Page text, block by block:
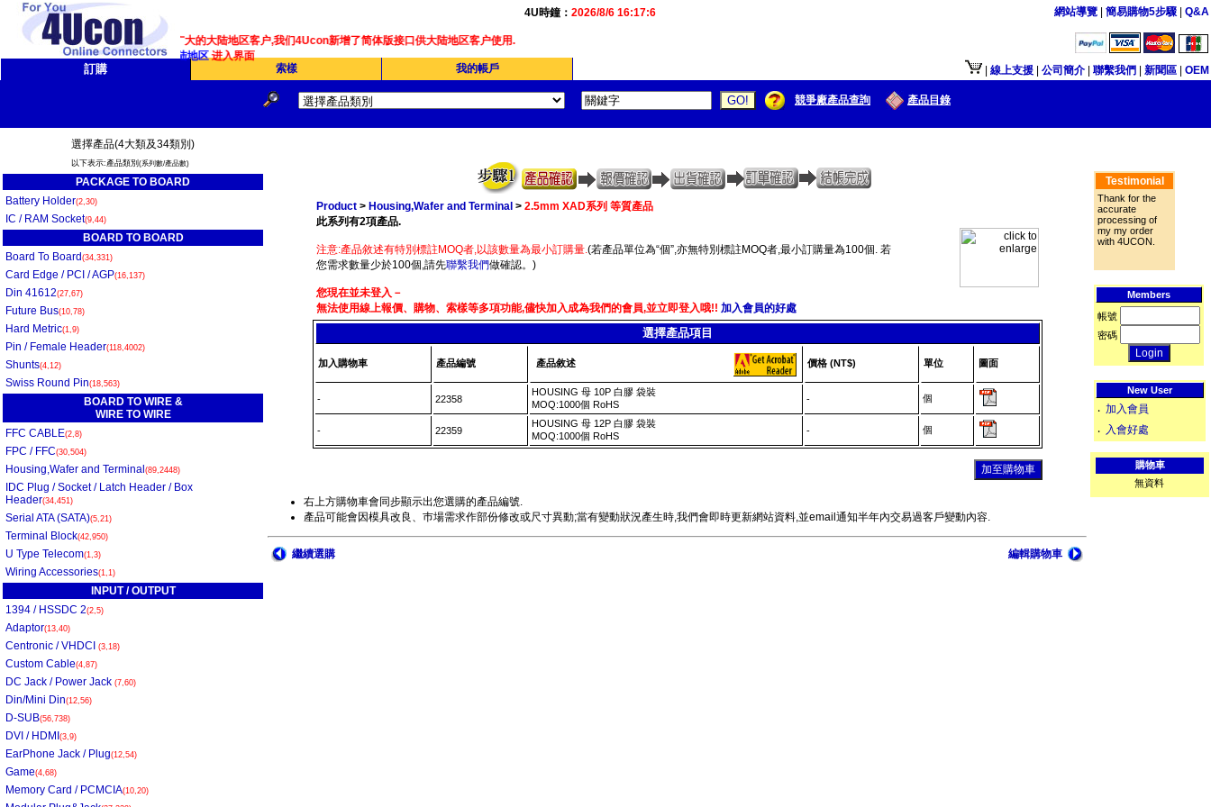
4U時鐘： 2026/8/6 16:17:6
为了服务广大的大陆地区客户,我们4Ucon新增了简体版接口供大陆地区客户使用.
请点选大陆地区进入界面
網站導覽 簡易購物5步驟 Q&A
訂購 索樣 我的帳戶 線上支援 公司簡介 聯繫我們 新聞區 OEM
競爭廠產品查詢 產品目錄
選擇產品(4大類及34類別)
以下表示:產品類別 (系列數/產品數)
PACKAGE TO BOARD
Battery Holder(2,30)
IC / RAM Socket(9,44)
BOARD TO BOARD
Board To Board (34,331)
Card Edge / PCI / AGP(16,137)
Din 41612(27,67)
Future Bus(10,78)
Hard Metric(1,9)
Pin / Female Header(118,4002)
Shunts(4,12)
Swiss Round Pin(18,563)
BOARD TO WIRE &
WIRE TO WIRE
FFC CABLE(2,8)
FPC / FFC(30,504)
Housing,Wafer and Terminal (89,2448)
IDC Plug / Socket / Latch Header / Box
Header(34,451)
Serial ATA (SATA)(5,21)
Terminal Block(42,950)
U Type Telecom(1,3)
Wiring Accessories(1,1)
INPUT / OUTPUT
1394 / HSSDC 2(2,5)
Adaptor(13,40)
Centronic / VHDCI (3,18)
Custom Cable(4,87)
DC Jack / Power Jack (7,60)
Din/Mini Din(12,56)
D-SUB(56,738)
DVI / HDMI (3,9)
EarPhone Jack / Plug(12,54)
Game(4,68)
Memory Card / PCMCIA(10,20)
Product> Housing,Wafer and Terminal > 2.5mm XAD系列 等質產品
此系列有2項產品.
注意:產品敘述有特別標註MOQ者,以該數量為最小訂購量.(若產品單位為“個”,亦無特別標註MOQ者,最小訂購量為100個. 若
您需求數量少於100個,請先聯繫我們做確認。)
您現在並未登入－
無法使用線上報價、購物、索樣等多項功能,儘快加入成為我們的會員,並立即登入哦!! 加入會員的好處
選擇產品項目
加入購物車 產品編號 產品敘述 價格 (NT$) 單位 圖面
- 22358
HOUSING 母 10P 白膠 袋裝
MOQ:1000個 RoHS
- 個
- 22359
HOUSING 母 12P 白膠 袋裝
MOQ:1000個 RoHS
- 個
右上方購物車會同步顯示出您選購的產品編號.
產品可能會因模具改良、巿場需求作部份修改或尺寸異動;當有變動狀況產生時,我們會即時更新網站資料,並email通知半年內交易過客戶變動內容.
繼續選購 編輯購物車
Testimonial
Thank for the
accurate
processing of
my my order
with 4UCON.
Members
帳號
密碼
New User
‧ 加入會員
‧ 入會好處
購物車
無資料